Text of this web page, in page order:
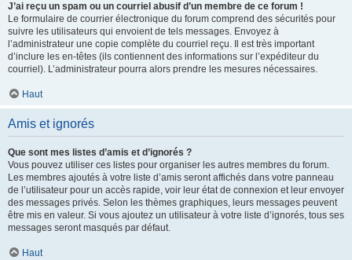
J’ai reçu un spam ou un courriel abusif d’un membre de ce forum !
Le formulaire de courrier électronique du forum comprend des sécurités pour
suivre les utilisateurs qui envoient de tels messages. Envoyez à
l’administrateur une copie complète du courriel reçu. Il est très important
d’inclure les en-têtes (ils contiennent des informations sur l’expéditeur du
courriel). L’administrateur pourra alors prendre les mesures nécessaires.
Haut
Amis et ignorés
Que sont mes listes d’amis et d’ignorés ?
Vous pouvez utiliser ces listes pour organiser les autres membres du forum.
Les membres ajoutés à votre liste d’amis seront affichés dans votre panneau
de l’utilisateur pour un accès rapide, voir leur état de connexion et leur envoyer
des messages privés. Selon les thèmes graphiques, leurs messages peuvent
être mis en valeur. Si vous ajoutez un utilisateur à votre liste d’ignorés, tous ses
messages seront masqués par défaut.
Haut